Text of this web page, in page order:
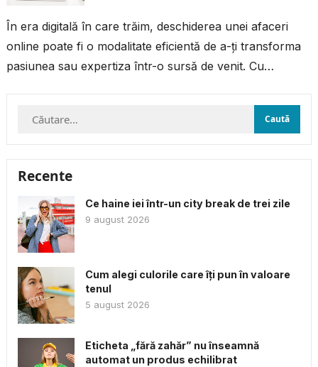
În era digitală în care trăim, deschiderea unei afaceri
online poate fi o modalitate eficientă de a-ți transforma
pasiunea sau expertiza într-o sursă de venit. Cu
Caută
Recente
Ce haine iei într-un city break de trei zile
9 august 2026
Cum alegi culorile care îți pun în valoare
tenul
5 august 2026
Eticheta „fără zahăr” nu înseamnă
automat un produs echilibrat